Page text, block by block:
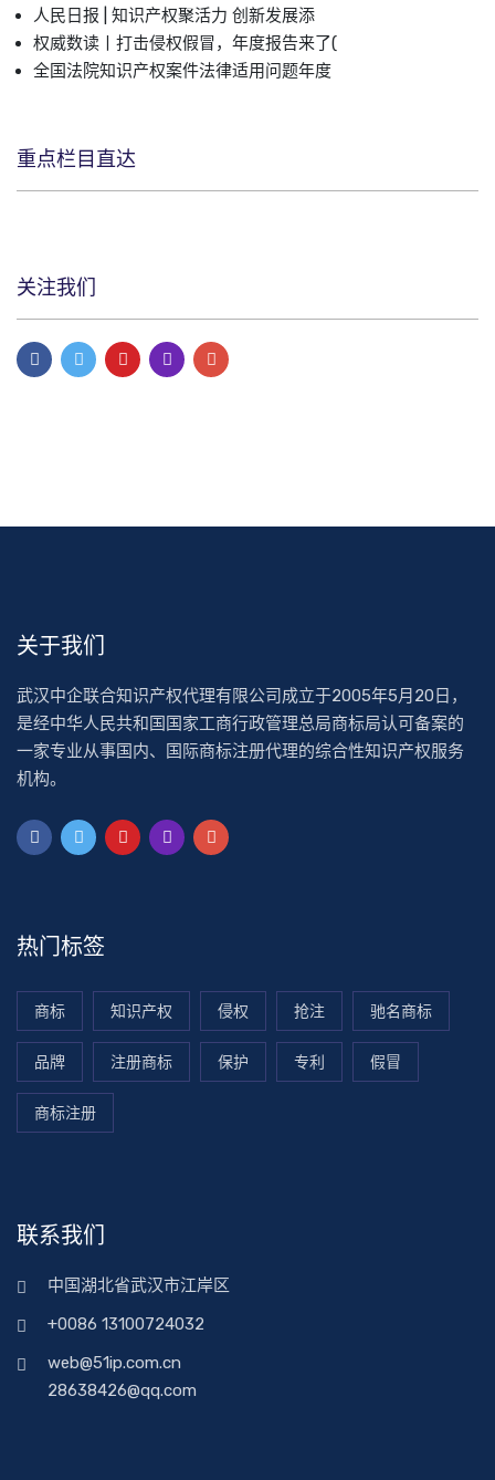
人民日报 | 知识产权聚活力 创新发展添
权威数读丨打击侵权假冒，年度报告来了(
全国法院知识产权案件法律适用问题年度
重点栏目直达
关注我们
关于我们
武汉中企联合知识产权代理有限公司成立于2005年5月20日，
是经中华人民共和国国家工商行政管理总局商标局认可备案的
一家专业从事国内、国际商标注册代理的综合性知识产权服务
机构。
热门标签
商标 知识产权 侵权 抢注 驰名商标
品牌 注册商标 保护 专利 假冒
商标注册
联系我们
中国湖北省武汉市江岸区
+0086 13100724032
web@51ip.com.cn
28638426@qq.com